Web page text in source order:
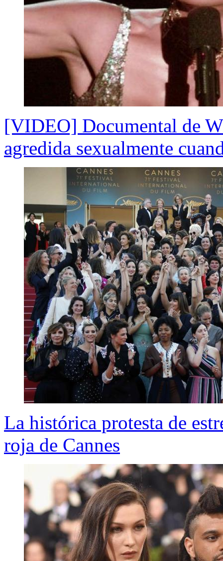
[VIDEO] Documental de
agredida sexualmente
La histórica protesta de
roja de Cannes